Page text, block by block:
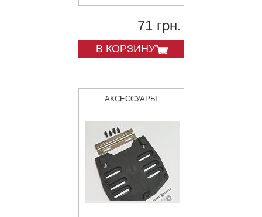
71 грн.
В КОРЗИНУ
АКСЕССУАРЫ